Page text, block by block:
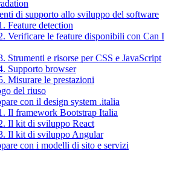
di supporto allo sviluppo del software
Feature detection
Verificare le feature disponibili con Can I
Strumenti e risorse per CSS e JavaScript
Supporto browser
Misurare le prestazioni
del riuso
con il design system .italia
Il framework Bootstrap Italia
Il kit di sviluppo React
Il kit di sviluppo Angular
con i modelli di sito e servizi